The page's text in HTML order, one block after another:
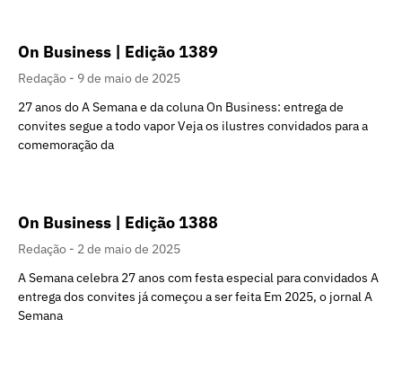
On Business | Edição 1389
Redação
9 de maio de 2025
27 anos do A Semana e da coluna On Business: entrega de
convites segue a todo vapor Veja os ilustres convidados para a
comemoração da
On Business | Edição 1388
Redação
2 de maio de 2025
A Semana celebra 27 anos com festa especial para convidados A
entrega dos convites já começou a ser feita Em 2025, o jornal A
Semana